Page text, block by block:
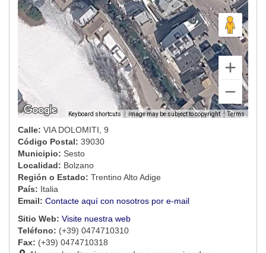
Keyboard shortcuts Image may be subject to copyright Terms
Calle: VIA DOLOMITI, 9
Código Postal: 39030
Municipio: Sesto
Localidad: Bolzano
Región o Estado: Trentino Alto Adige
País: Italia
Email: Contacte aquí con nosotros por e-mail
Sitio Web: Visite nuestra web
Teléfono: (+39) 0474710310
Fax: (+39) 0474710318